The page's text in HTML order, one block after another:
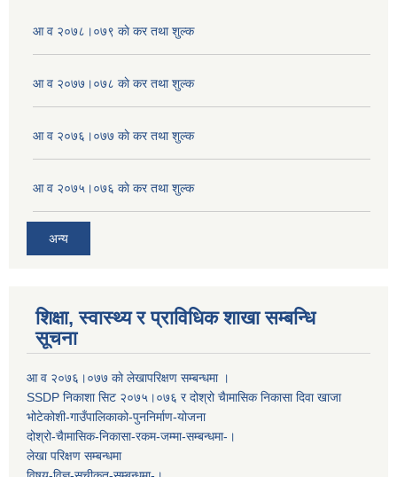
आ व २०७८।०७९ काे कर तथा शुल्क
आ व २०७७।०७८ काे कर तथा शुल्क
आ व २०७६।०७७ काे कर तथा शुल्क
आ व २०७५।०७६ काे कर तथा शुल्क
अन्य
शिक्षा, स्वास्थ्य र प्राविधिक शाखा सम्बन्धि
सूचना
आ व २०७६।०७७ काे लेखापरिक्षण सम्बन्धमा ।
SSDP निकाशा सिट २०७५।०७६ र दोश्रो चैामासिक निकासा दिवा खाजा
भोटेकोशी-गाउँपालिकाको-पुननिर्माण-योजना
दोश्रो-चैामासिक-निकासा-रकम-जम्मा-सम्बन्धमा-।
लेखा परिक्षण सम्बन्धमा